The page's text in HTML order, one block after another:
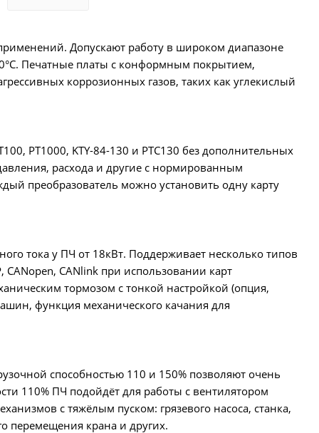
Допускают работу в широком диапазоне
Печатные платы с конформным покрытием,
коррозионных газов, таких как углекислый
PT1000, KTY-84-130 и PTC130 без дополнительных
расхода и другие с нормированным
преобразователь можно установить одну карту
тока у ПЧ от 18кВт. Поддерживает несколько типов
CANopen, CANlink при использовании карт
тормозом с тонкой настройкой (опция,
функция механического качания для
способностью 110 и 150% позволяют очень
110% ПЧ подойдёт для работы с вентилятором
с тяжёлым пуском: грязевого насоса, станка,
перемещения крана и других.